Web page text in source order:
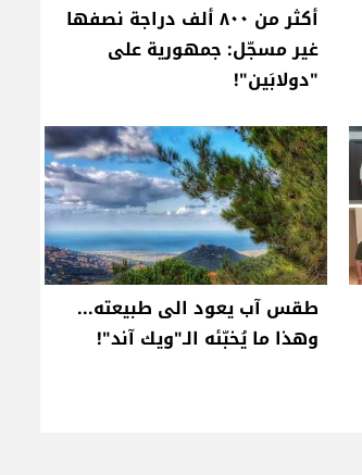
أكثر من ٨٠٠ ألف دراجة نصفها
غير مسجّل: جمهورية على
"دولابَين"!
طقس آب يعود الى طبيعته...
وهذا ما يُخبّئه الـ"ويك آند"!